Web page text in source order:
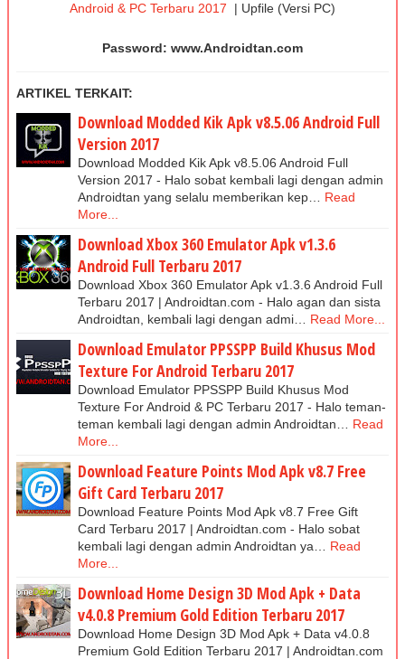
Android & PC Terbaru 2017 | Upfile (Versi PC)
Password: www.Androidtan.com
ARTIKEL TERKAIT:
Download Modded Kik Apk v8.5.06 Android Full
Version 2017
Download Modded Kik Apk v8.5.06 Android Full
Version 2017 - Halo sobat kembali lagi dengan admin
Androidtan yang selalu memberikan kep…
Read
More...
Download Xbox 360 Emulator Apk v1.3.6
Android Full Terbaru 2017
Download Xbox 360 Emulator Apk v1.3.6 Android Full
Terbaru 2017 | Androidtan.com - Halo agan dan sista
Androidtan, kembali lagi dengan admi…
Read More...
Download Emulator PPSSPP Build Khusus Mod
Texture For Android Terbaru 2017
Download Emulator PPSSPP Build Khusus Mod
Texture For Android & PC Terbaru 2017 - Halo teman-
teman kembali lagi dengan admin Androidtan…
Read
More...
Download Feature Points Mod Apk v8.7 Free
Gift Card Terbaru 2017
Download Feature Points Mod Apk v8.7 Free Gift
Card Terbaru 2017 | Androidtan.com - Halo sobat
kembali lagi dengan admin Androidtan ya…
Read
More...
Download Home Design 3D Mod Apk + Data
v4.0.8 Premium Gold Edition Terbaru 2017
Download Home Design 3D Mod Apk + Data v4.0.8
Premium Gold Edition Terbaru 2017 | Androidtan.com